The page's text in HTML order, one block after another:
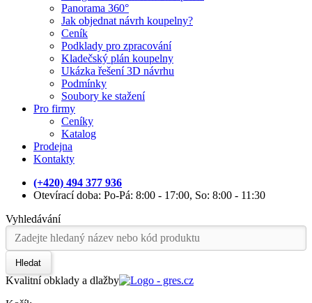
Panorama 360°
Jak objednat návrh koupelny?
Ceník
Podklady pro zpracování
Kladečský plán koupelny
Ukázka řešení 3D návrhu
Podmínky
Soubory ke stažení
Pro firmy
Ceníky
Katalog
Prodejna
Kontakty
(+420) 494 377 936
Otevírací doba: Po-Pá: 8:00 - 17:00, So: 8:00 - 11:30
Vyhledávání
Hledat
Kvalitní obklady a dlažby